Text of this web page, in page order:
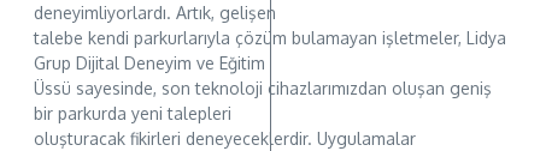
deneyimliyorlardı. Artık, gelişen
talebe kendi parkurlarıyla çözüm bulamayan işletmeler, Lidya
Grup Dijital Deneyim ve Eğitim
Üssü sayesinde, son teknoloji cihazlarımızdan oluşan geniş
bir parkurda yeni talepleri
oluşturacak fikirleri deneyeceklerdir. Uygulamalar